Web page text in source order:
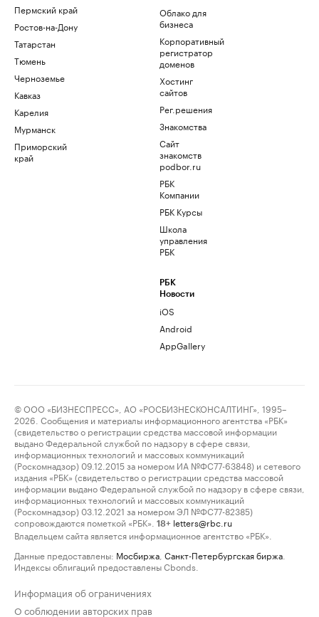
Пермский край
Ростов-на-Дону
Татарстан
Тюмень
Черноземье
Кавказ
Карелия
Мурманск
Приморский
край
Облако для
бизнеса
Корпоративный
регистратор
доменов
Хостинг
сайтов
Рег.решения
Знакомства
Сайт
знакомств
podbor.ru
РБК
Компании
РБК Курсы
Школа
управления
РБК
РБК
Новости
iOS
Android
AppGallery
© ООО «БИЗНЕСПРЕСС», АО «РОСБИЗНЕСКОНСАЛТИНГ», 1995–
2026. Сообщения и материалы информационного агентства «РБК»
(свидетельство о регистрации средства массовой информации
выдано Федеральной службой по надзору в сфере связи,
информационных технологий и массовых коммуникаций
(Роскомнадзор) 09.12.2015 за номером ИА №ФС77-63848) и сетевого
издания «РБК» (свидетельство о регистрации средства массовой
информации выдано Федеральной службой по надзору в сфере связи,
информационных технологий и массовых коммуникаций
(Роскомнадзор) 03.12.2021 за номером ЭЛ №ФС77-82385)
сопровождаются пометкой «РБК».
18+ letters@rbc.ru
Владельцем сайта является информационное агентство «РБК».
Данные предоставлены: Мосбиржа Санкт-Петербургская биржа
Индексы облигаций предоставлены Cbonds.
Информация об ограничениях
О соблюдении авторских прав